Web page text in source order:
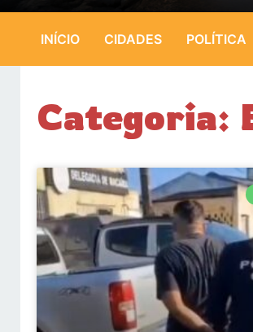
INÍCIO CIDADES POLÍTICA
Categoria: